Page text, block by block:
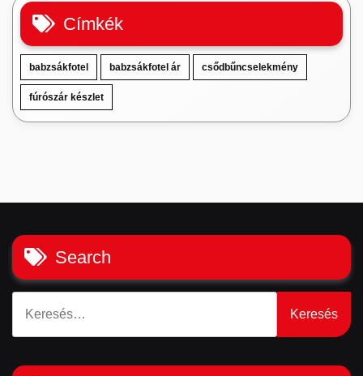
Címkék
babzsákfotel babzsákfotel ár csődbűncselekmény
fúrószár készlet
Search